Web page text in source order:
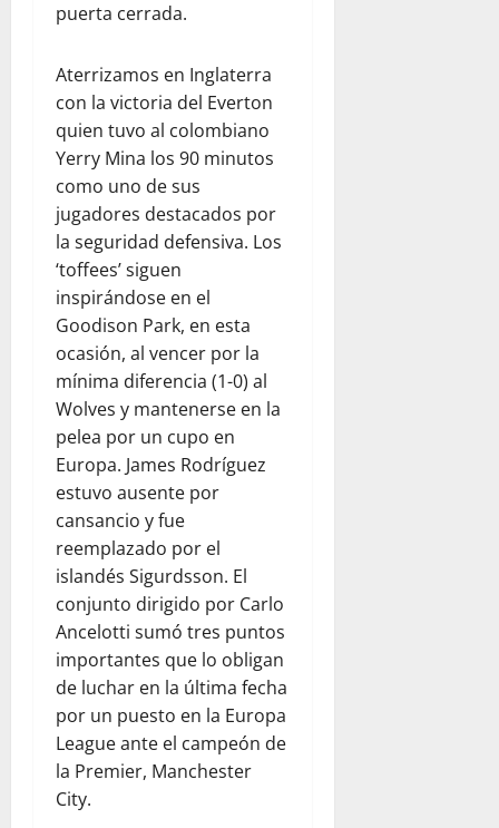
puerta cerrada.
Aterrizamos en Inglaterra
con la victoria del Everton
quien tuvo al colombiano
Yerry Mina los 90 minutos
como uno de sus
jugadores destacados por
la seguridad defensiva. Los
‘toffees’ siguen
inspirándose en el
Goodison Park, en esta
ocasión, al vencer por la
mínima diferencia (1-0) al
Wolves y mantenerse en la
pelea por un cupo en
Europa. James Rodríguez
estuvo ausente por
cansancio y fue
reemplazado por el
islandés Sigurdsson. El
conjunto dirigido por Carlo
Ancelotti sumó tres puntos
importantes que lo obligan
de luchar en la última fecha
por un puesto en la Europa
League ante el campeón de
la Premier, Manchester
City.